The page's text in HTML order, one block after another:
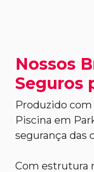
Nossos
Seguros
Produzido
Piscina em
segurança das
Com estrutura